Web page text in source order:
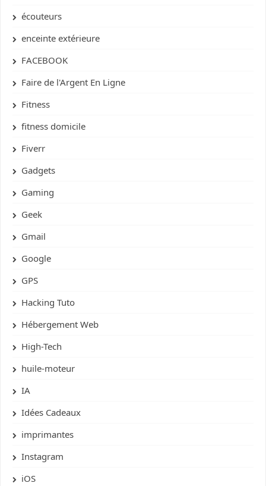
écouteurs
enceinte extérieure
FACEBOOK
Faire de l'Argent En Ligne
Fitness
fitness domicile
Fiverr
Gadgets
Gaming
Geek
Gmail
Google
GPS
Hacking Tuto
Hébergement Web
High-Tech
huile-moteur
IA
Idées Cadeaux
imprimantes
Instagram
iOS